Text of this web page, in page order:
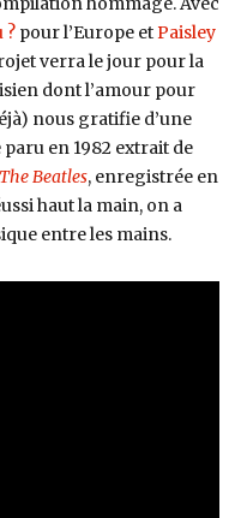
?pour l’Europe etPaisley
verra le jour pour la
dont l’amour pour
nous gratifie d’une
en 1982 extrait de
Beatles, enregistrée en
haut la main, on a
entre les mains.